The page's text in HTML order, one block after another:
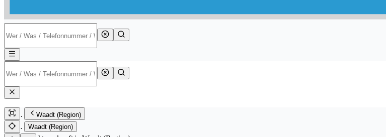
Waadt (Region)
Waadt (Region)